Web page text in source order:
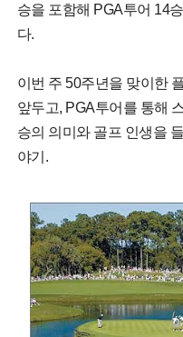
승을 포함해 PGA투어 14
다.
이번 주 50주년을 맞이한
앞두고, PGA투어를 통해
승의 의미와 골프 인생을
야기.